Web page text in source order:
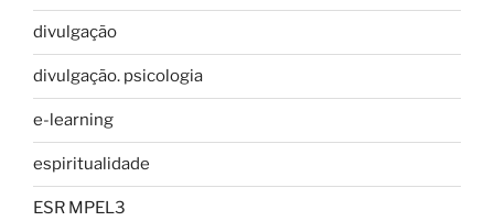
divulgação
divulgação. psicologia
e-learning
espiritualidade
ESR MPEL3